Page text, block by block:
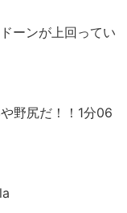
ーンが上回ってい
野尻だ！！1分06